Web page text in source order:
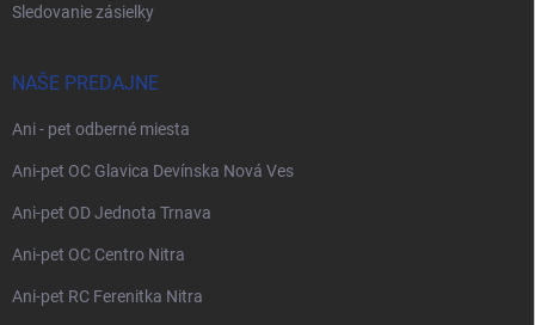
Sledovanie zásielky
NAŠE PREDAJNE
Ani - pet odberné miesta
Ani-pet OC Glavica Devínska Nová Ves
Ani-pet OD Jednota Trnava
Ani-pet OC Centro Nitra
Ani-pet RC Ferenitka Nitra